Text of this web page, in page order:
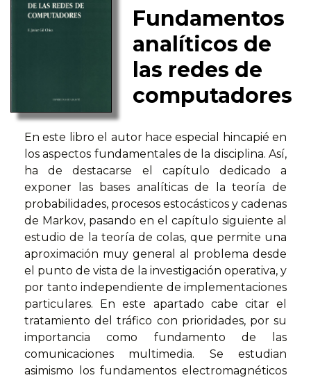
Fundamentos
analíticos de
las redes de
computadores
En este libro el autor hace especial hincapié en
los aspectos fundamentales de la disciplina. Así,
ha de destacarse el capítulo dedicado a
exponer las bases analíticas de la teoría de
probabilidades, procesos estocásticos y cadenas
de Markov, pasando en el capítulo siguiente al
estudio de la teoría de colas, que permite una
aproximación muy general al problema desde
el punto de vista de la investigación operativa, y
por tanto independiente de implementaciones
particulares. En este apartado cabe citar el
tratamiento del tráfico con prioridades, por su
importancia como fundamento de las
comunicaciones multimedia. Se estudian
asimismo los fundamentos electromagnéticos